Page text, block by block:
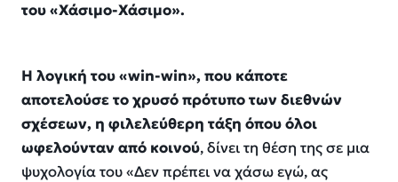
του «Χάσιμο-Χάσιμο».
Η λογική του «win-win», που κάποτε
αποτελούσε το χρυσό πρότυπο των διεθνών
σχέσεων, η φιλελεύθερη τάξη όπου όλοι
ωφελούνταν από κοινού, δίνει τη θέση της σε μια
ψυχολογία του «Δεν πρέπει να χάσω εγώ, ας